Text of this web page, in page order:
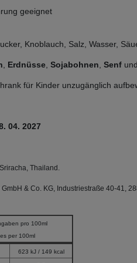
geeignet
Knoblauch, Salz, Wasser,
Erdnüsse Sojabohnen Senf und
für Kinder unzugänglich
04. 2027
Thailand.
& Co. KG, Industriestraße 40-41,
pro 100ml
per 100ml
623 kJ / 149 kcal